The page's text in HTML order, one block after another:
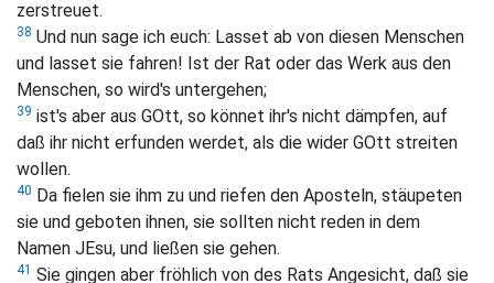
zerstreuet.
38 Und nun sage ich euch: Lasset ab von diesen Menschen
und lasset sie fahren! Ist der Rat oder das Werk aus den
Menschen, so wird's untergehen;
39 ist's aber aus GOtt, so könnet ihr's nicht dämpfen, auf
daß ihr nicht erfunden werdet, als die wider GOtt streiten
wollen.
40 Da fielen sie ihm zu und riefen den Aposteln, stäupeten
sie und geboten ihnen, sie sollten nicht reden in dem
Namen JEsu, und ließen sie gehen.
41 Sie gingen aber fröhlich von des Rats Angesicht, daß sie